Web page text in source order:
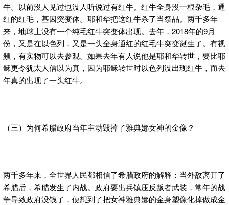
牛。以前没人见过也没人听说过有红牛。红牛全身没一根杂毛，通
红的红毛，基因突变体。耶和华把这红牛杀了当祭品。两千多年
来，地球上没有一个纯毛红牛突变体出现。去年，2018年的9月
份，又是在以色列，又是一头全身通红的红毛牛突变诞生了。有视
频，有实物可以去参观。如果去年有人说他是耶和华转世，要比耶
稣更令犹太人信以为真，因为耶稣转世时以色列没出现红牛，而去
年真的出现了一头红牛。
（三）为何希腊政府当年主动毁掉了雅典娜女神的金像？
两千多年来，全世界人民都相信了希腊政府的解释：当外敌离开了
希腊后，希腊发生了内战。政府要出兵镇压反叛者武装，常年的战
争导致政府没钱了，便想到了把女神雅典娜的金身塑像化掉做成金